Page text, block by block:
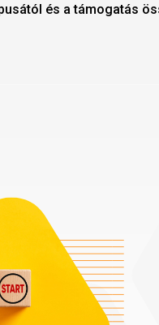
és a támogatás